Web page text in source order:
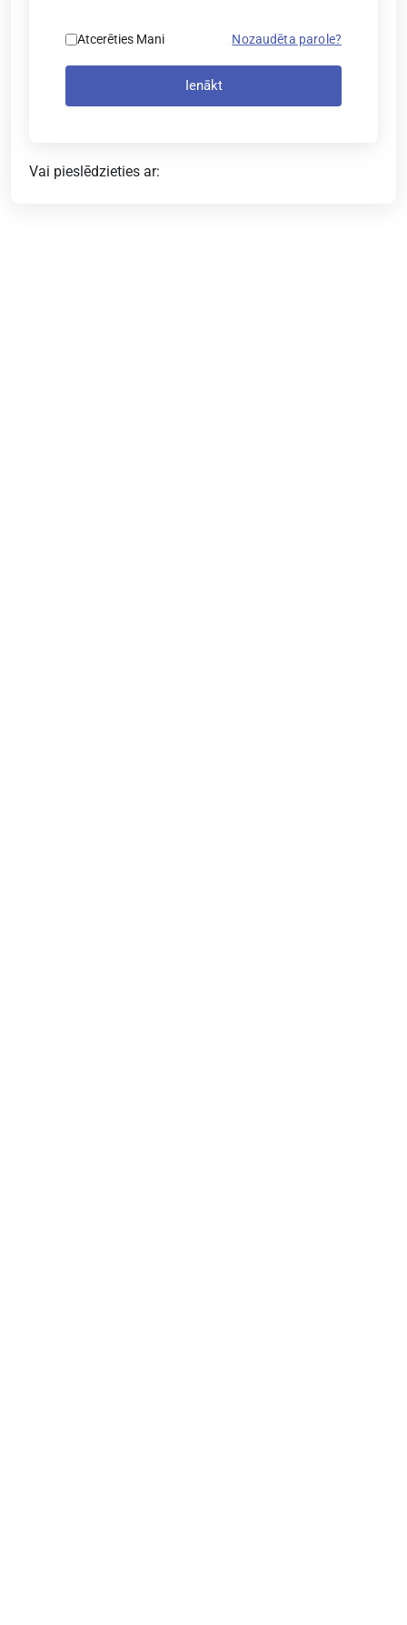
Atcerēties Mani Nozaudēta parole?
Ienākt
Vai pieslēdzieties ar: